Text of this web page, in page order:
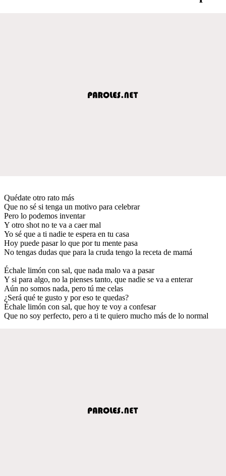
Quédate otro rato más
Que no sé si tenga un motivo para celebrar
Pero lo podemos inventar
Y otro shot no te va a caer mal
Yo sé que a ti nadie te espera en tu casa
Hoy puede pasar lo que por tu mente pasa
No tengas dudas que para la cruda tengo la receta de mamá
Échale limón con sal, que nada malo va a pasar
Y si para algo, no la pienses tanto, que nadie se va a enterar
Aún no somos nada, pero tú me celas
¿Será qué te gusto y por eso te quedas?
Échale limón con sal, que hoy te voy a confesar
Que no soy perfecto, pero a ti te quiero mucho más de lo normal